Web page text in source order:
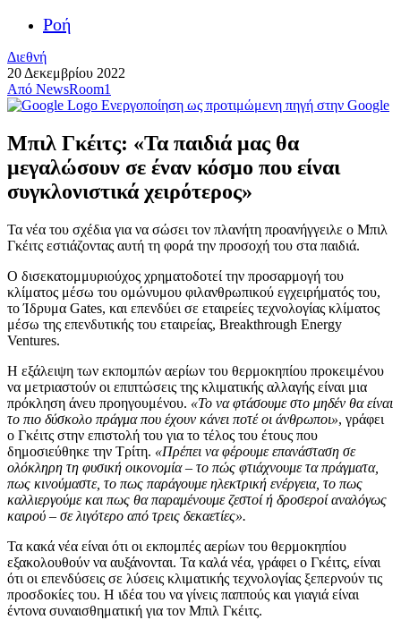
Ροή
Διεθνή
20 Δεκεμβρίου 2022
Από NewsRoom1
Ενεργοποίηση ως προτιμώμενη πηγή στην Google
Μπιλ Γκέιτς: «Τα παιδιά μας θα
μεγαλώσουν σε έναν κόσμο που είναι
συγκλονιστικά χειρότερος»
Τα νέα του σχέδια για να σώσει τον πλανήτη προανήγγειλε ο Μπιλ
Γκέιτς εστιάζοντας αυτή τη φορά την προσοχή του στα παιδιά.
Ο δισεκατομμυριούχος χρηματοδοτεί την προσαρμογή του
κλίματος μέσω του ομώνυμου φιλανθρωπικού εγχειρήματός του,
το Ίδρυμα Gates, και επενδύει σε εταιρείες τεχνολογίας κλίματος
μέσω της επενδυτικής του εταιρείας, Breakthrough Energy
Ventures.
Η εξάλειψη των εκπομπών αερίων του θερμοκηπίου προκειμένου
να μετριαστούν οι επιπτώσεις της κλιματικής αλλαγής είναι μια
πρόκληση άνευ προηγουμένου. «Το να φτάσουμε στο μηδέν θα είναι
το πιο δύσκολο πράγμα που έχουν κάνει ποτέ οι άνθρωποι», γράφει
ο Γκέιτς στην επιστολή του για το τέλος του έτους που
δημοσιεύθηκε την Τρίτη. «Πρέπει να φέρουμε επανάσταση σε
ολόκληρη τη φυσική οικονομία – το πώς φτιάχνουμε τα πράγματα,
πως κινούμαστε, το πως παράγουμε ηλεκτρική ενέργεια, το πως
καλλιεργούμε και πως θα παραμένουμε ζεστοί ή δροσεροί αναλόγως
καιρού – σε λιγότερο από τρεις δεκαετίες».
Τα κακά νέα είναι ότι οι εκπομπές αερίων του θερμοκηπίου
εξακολουθούν να αυξάνονται. Τα καλά νέα, γράφει ο Γκέιτς, είναι
ότι οι επενδύσεις σε λύσεις κλιματικής τεχνολογίας ξεπερνούν τις
προσδοκίες του. Η ιδέα του να γίνεις παππούς και γιαγιά είναι
έντονα συναισθηματική για τον Μπιλ Γκέιτς.